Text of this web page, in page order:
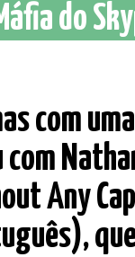
do
com
com
Any